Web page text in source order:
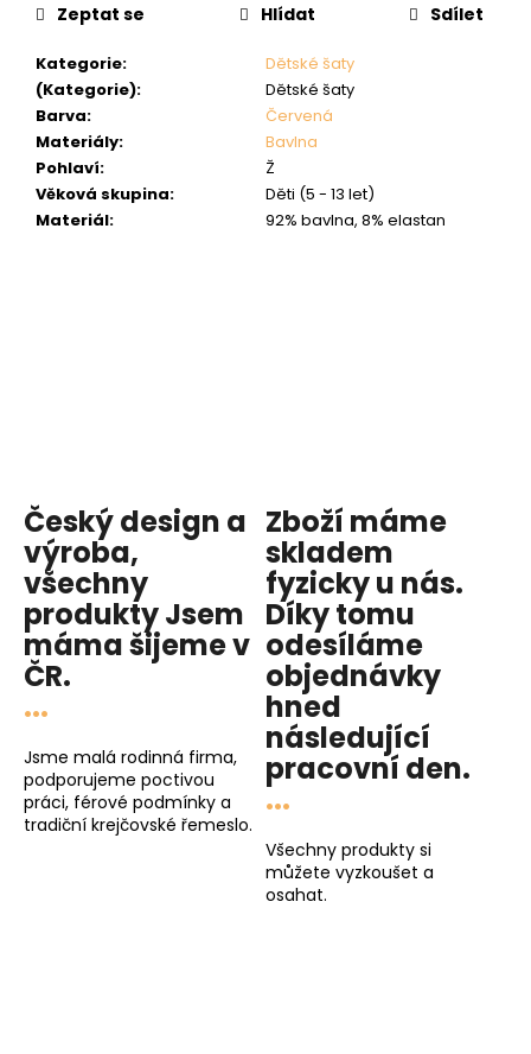
Kategorie:
Dětské šaty
(Kategorie):
Dětské šaty
Barva:
Červená
Materiály:
Bavlna
Pohlaví:
Ž
Věková skupina:
Děti (5 - 13 let)
Materiál: 92% bavlna, 8% elastan
Zeptat se Hlídat Sdílet
Český design a
výroba,
všechny
produktyJsem
mámašijeme v
ČR.
...
Jsme malá rodinná firma,
podporujeme poctivou
práci, férové podmínky a
tradiční krejčovské řemeslo.
Zboží máme
skladem
fyzicky u nás.
Díky tomu
odesíláme
objednávky
hned
následující
pracovní den.
...
Všechny produkty si
můžete vyzkoušet a
osahat.